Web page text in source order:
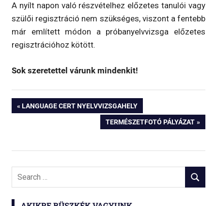
A nyílt napon való részvételhez előzetes tanulói vagy
szülői regisztráció nem szükséges, viszont a fentebb
már említett módon a próbanyelvvizsga előzetes
regisztrációhoz kötött.
Sok szeretettel várunk mindenkit!
Bejegyzés
PREVIOUS
POST:
LANGUAGE CERT NYELVVIZSGAHELY
NEXT
TERMÉSZETFOTÓ PÁLYÁZAT
Search
SEARCH